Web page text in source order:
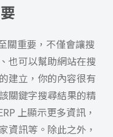
關重要，不僅會讓搜
也可以幫助網站在搜
建立，你的內容很有
關鍵字搜尋結果的精
上顯示更多資訊，
資訊等。除此之外，